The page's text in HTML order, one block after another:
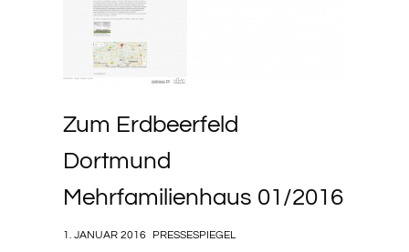
Zum Erdbeerfeld
Dortmund
Mehrfamilienhaus 01/2016
1. JANUAR 2016 PRESSESPIEGEL